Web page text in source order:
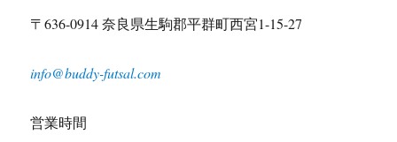
〒636-0914 奈良県生駒郡平群町西宮1-15-27
info@buddy-futsal.com
営業時間